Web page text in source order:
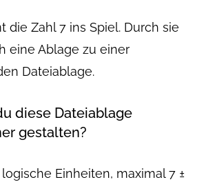
die Zahl 7 ins Spiel. Durch sie
eine Ablage zu einer
Dateiablage.
diese Dateiablage
gestalten?
Einheiten, maximal 7 ±